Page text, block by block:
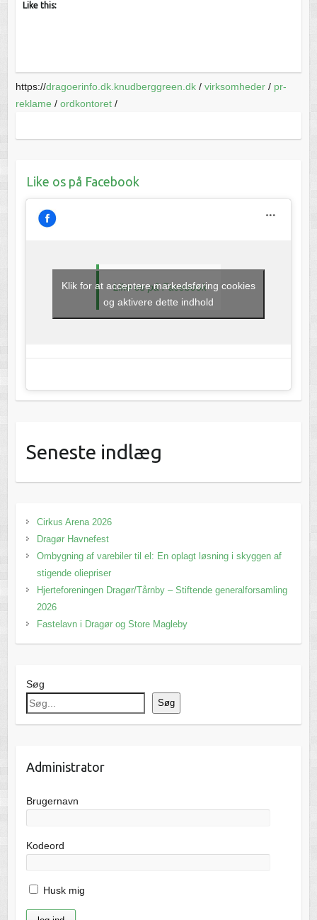
Like this:
https://dragoerinfo.dk.knudberggreen.dk/ virksomheder/ pr-
reklame / ordkontoret/
Like os på Facebook
Like os på Facebook
Klik for at acceptere markedsføring cookies
og aktivere dette indhold
Seneste indlæg
Cirkus Arena 2026
Dragør Havnefest
Ombygning af varebiler til el: En oplagt løsning i skyggen af
stigende oliepriser
Hjerteforeningen Dragør/Tårnby – Stiftende generalforsamling
2026
Fastelavn i Dragør og Store Magleby
Søg
Søg
Administrator
Brugernavn
Kodeord
Husk mig